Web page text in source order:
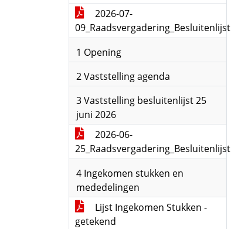
2026-07-
09_Raadsvergadering_Besluitenlijst
1 Opening
2 Vaststelling agenda
3 Vaststelling besluitenlijst 25
juni 2026
2026-06-
25_Raadsvergadering_Besluitenlijst
4 Ingekomen stukken en
mededelingen
Lijst Ingekomen Stukken -
getekend